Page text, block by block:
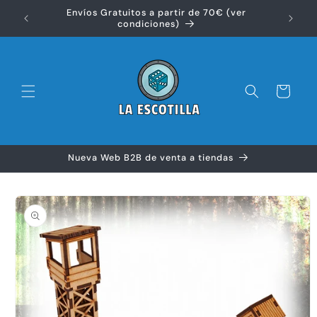
directamenteEnvíos Gratuitos a partir de 70€ (ver
condiciones)
Carrito
Nueva Web B2B de venta a tiendas
directamente
a la
información
del producto